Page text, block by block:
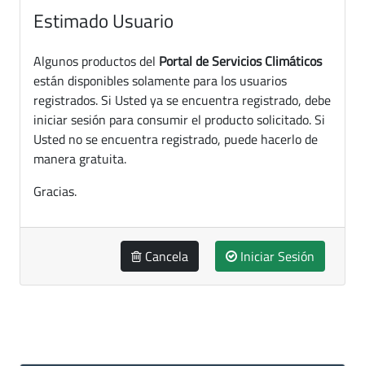
Estimado Usuario
Algunos productos del Portal de Servicios Climáticos
están disponibles solamente para los usuarios
registrados. Si Usted ya se encuentra registrado, debe
iniciar sesión para consumir el producto solicitado. Si
Usted no se encuentra registrado, puede hacerlo de
manera gratuita.
Gracias.
Cancela Iniciar Sesión